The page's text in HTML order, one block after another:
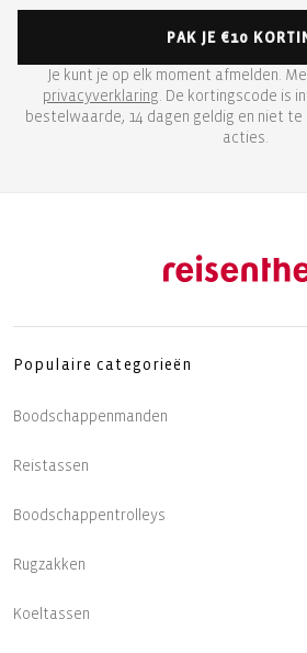
PAK JE €10
Je kunt je op elk moment afmelden.
privacyverklaring. De kortingscode is
bestelwaarde, 14 dagen geldig en niet
acties.
Populaire categorieën
Boodschappenmanden
Reistassen
Boodschappentrolleys
Rugzakken
Koeltassen